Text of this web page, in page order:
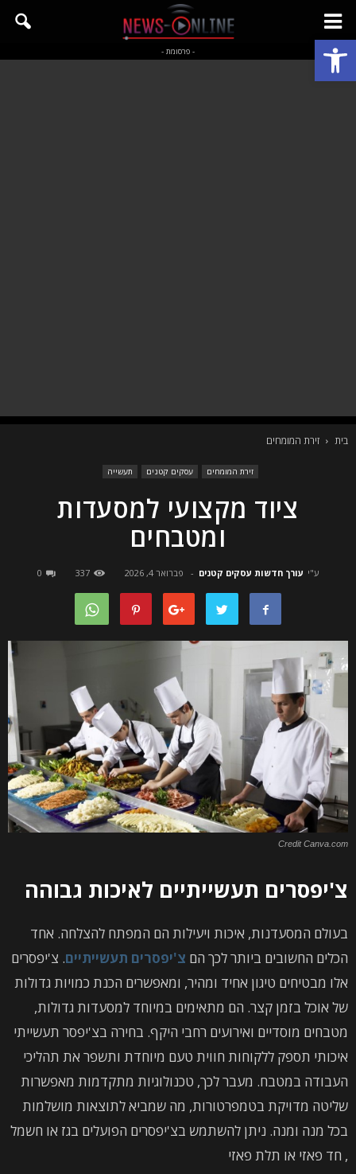
פתח סרגל נגישות - פרסומת -
בית זירת המומחים
זירת המומחים עסקים קטנים תעשייה
ציוד מקצועי למסעדות
ומטבחים
ע"י עורך חדשות עסקים קטנים - פברואר 4, 2026 337
0
Credit Canva.com
צ'יפסרים תעשייתיים לאיכות גבוהה
בעולם המסעדנות, איכות ויעילות הם המפתח להצלחה. אחד
הכלים החשובים ביותר לכך הם צ'יפסרים תעשייתיים. צ'יפסרים
אלו מבטיחים טיגון אחיד ומהיר, ומאפשרים הכנת כמויות גדולות
של אוכל בזמן קצר. הם מתאימים במיוחד למסעדות גדולות,
מטבחים מוסדיים ואירועים רחבי היקף. בחירה בצ'יפסר תעשייתי
איכותי תספק ללקוחות חווית טעם מיוחדת ותשפר את תהליכי
העבודה במטבח. מעבר לכך, טכנולוגיות מתקדמות מאפשרות
שליטה מדויקת בטמפרטורות, מה שמביא לתוצאות מושלמות
בכל מנה ומנה. ניתן להשתמש בצ'יפסרים הפועלים בגז או חשמל
, חד פאזי או תלת פאזי